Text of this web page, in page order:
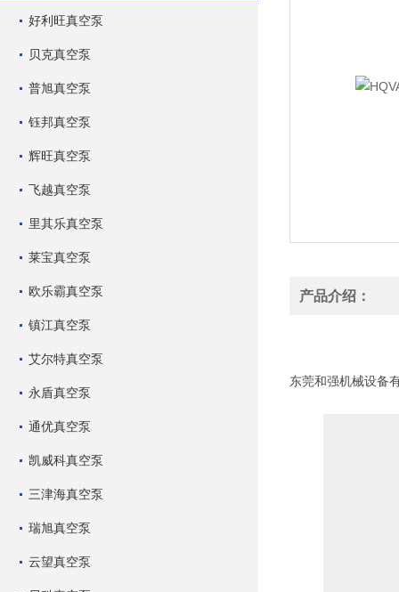
好利旺真空泵
贝克真空泵
普旭真空泵
钰邦真空泵
辉旺真空泵
飞越真空泵
里其乐真空泵
莱宝真空泵
欧乐霸真空泵
镇江真空泵
艾尔特真空泵
永盾真空泵
通优真空泵
凯威科真空泵
三津海真空泵
瑞旭真空泵
云望真空泵
产品介绍：
东莞和强机械设备